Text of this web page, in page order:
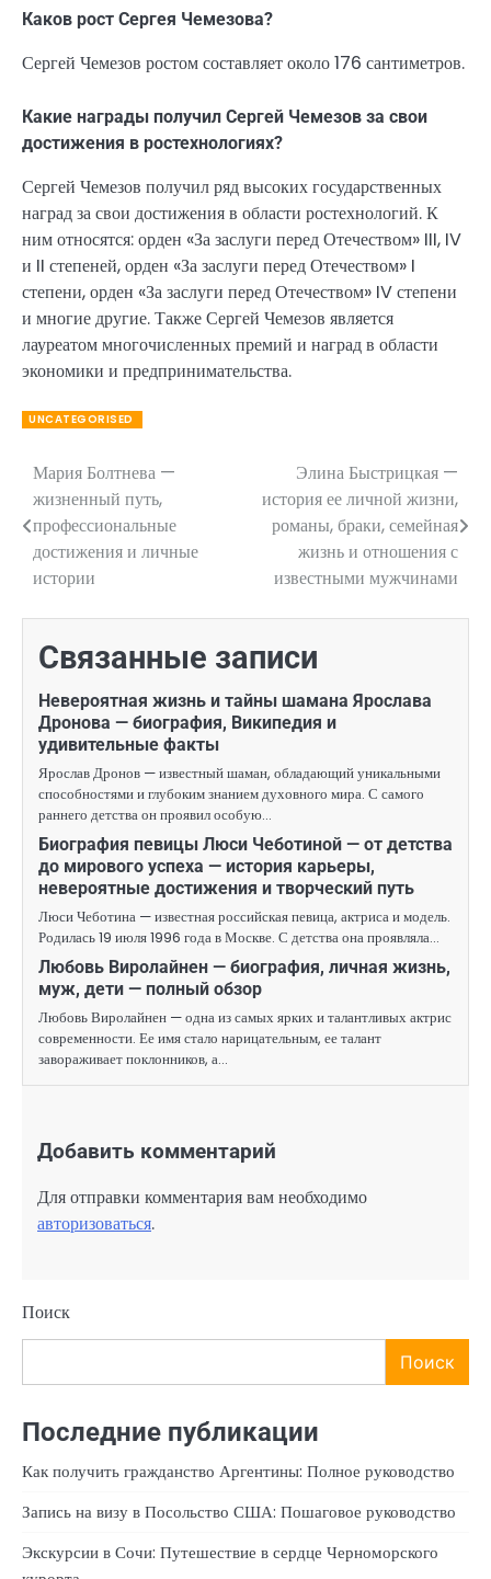
Каков рост Сергея Чемезова?
Сергей Чемезов ростом составляет около 176 сантиметров.
Какие награды получил Сергей Чемезов за свои
достижения в ростехнологиях?
Сергей Чемезов получил ряд высоких государственных
наград за свои достижения в области ростехнологий. К
ним относятся: орден «За заслуги перед Отечеством» III, IV
и II степеней, орден «За заслуги перед Отечеством» I
степени, орден «За заслуги перед Отечеством» IV степени
и многие другие. Также Сергей Чемезов является
лауреатом многочисленных премий и наград в области
экономики и предпринимательства.
UNCATEGORISED
Навигация
по
записям
Мария Болтнева —
жизненный путь,
профессиональные
достижения и личные
истории
Элина Быстрицкая —
история ее личной жизни,
романы, браки, семейная
жизнь и отношения с
известными мужчинами
Связанные записи
Невероятная жизнь и тайны шамана Ярослава
Дронова — биография, Википедия и
удивительные факты
Ярослав Дронов — известный шаман, обладающий уникальными
способностями и глубоким знанием духовного мира. С самого
раннего детства он проявил особую…
Биография певицы Люси Чеботиной — от детства
до мирового успеха — история карьеры,
невероятные достижения и творческий путь
Люси Чеботина — известная российская певица, актриса и модель.
Родилась 19 июля 1996 года в Москве. С детства она проявляла…
Любовь Виролайнен — биография, личная жизнь,
муж, дети — полный обзор
Любовь Виролайнен — одна из самых ярких и талантливых актрис
современности. Ее имя стало нарицательным, ее талант
завораживает поклонников, а…
Добавить комментарий
Для отправки комментария вам необходимо
авторизоваться.
Поиск
Поиск
Последние публикации
Как получить гражданство Аргентины: Полное руководство
Запись на визу в Посольство США: Пошаговое руководство
Экскурсии в Сочи: Путешествие в сердце Черноморского